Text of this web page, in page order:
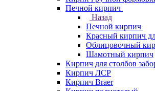
Печной кирпич
Назад
Печной кирпич
Красный кирпич
Облицовочный
Шамотный кирпич
Кирпич для столбов
Кирпич ЛСР
Кирпич Braer